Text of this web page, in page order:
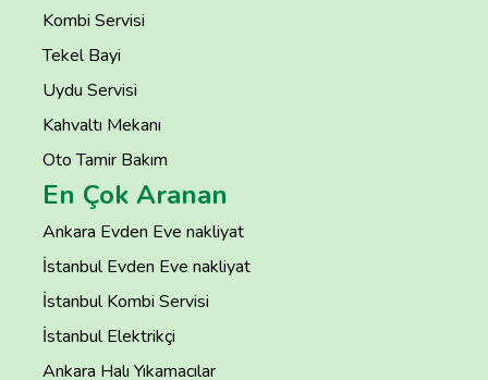
Kombi Servisi
Tekel Bayi
Uydu Servisi
Kahvaltı Mekanı
Oto Tamir Bakım
En Çok Aranan
Ankara Evden Eve nakliyat
İstanbul Evden Eve nakliyat
İstanbul Kombi Servisi
İstanbul Elektrikçi
Ankara Halı Yıkamacılar